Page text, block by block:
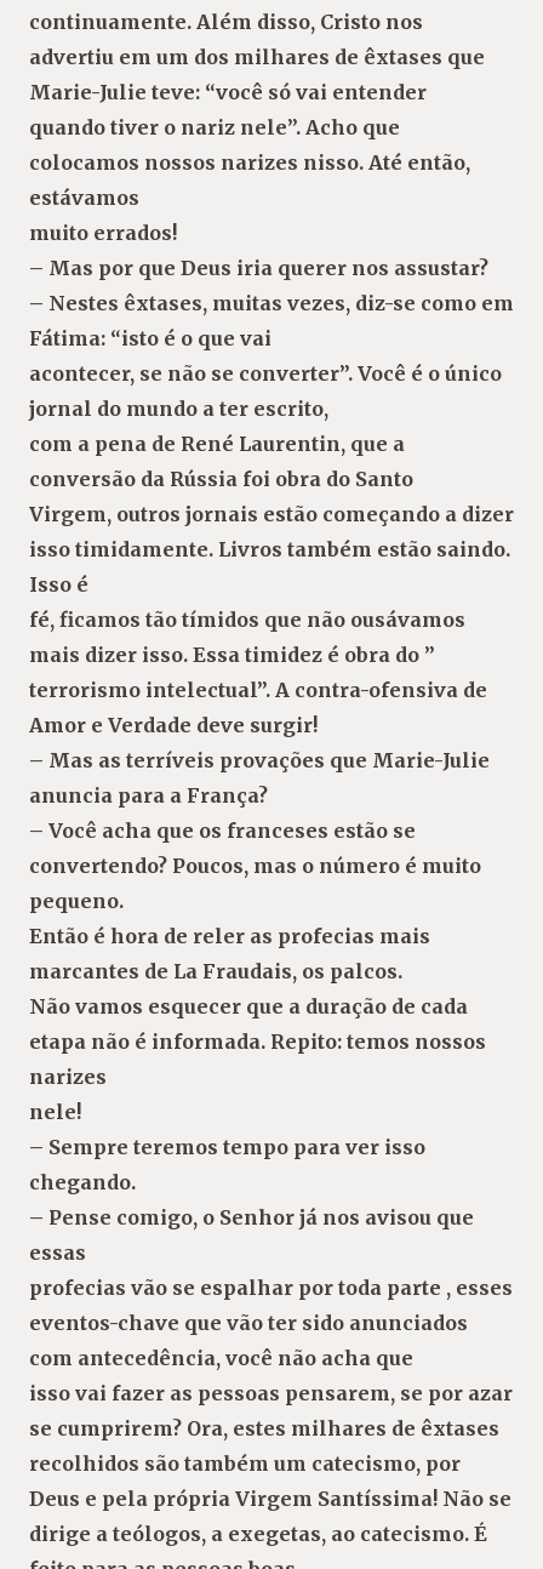
continuamente. Além disso, Cristo nos
advertiu em um dos milhares de êxtases que
Marie-Julie teve: “você só vai entender
quando tiver o nariz nele”. Acho que
colocamos nossos narizes nisso. Até então,
estávamos
muito errados!
– Mas por que Deus iria querer nos assustar?
– Nestes êxtases, muitas vezes, diz-se como em
Fátima: “isto é o que vai
acontecer, se não se converter”. Você é o único
jornal do mundo a ter escrito,
com a pena de René Laurentin, que a
conversão da Rússia foi obra do Santo
Virgem, outros jornais estão começando a dizer
isso timidamente. Livros também estão saindo.
Isso é
fé, ficamos tão tímidos que não ousávamos
mais dizer isso. Essa timidez é obra do ”
terrorismo intelectual”. A contra-ofensiva de
Amor e Verdade deve surgir!
– Mas as terríveis provações que Marie-Julie
anuncia para a França?
– Você acha que os franceses estão se
convertendo? Poucos, mas o número é muito
pequeno.
Então é hora de reler as profecias mais
marcantes de La Fraudais, os palcos.
Não vamos esquecer que a duração de cada
etapa não é informada. Repito: temos nossos
narizes
nele!
– Sempre teremos tempo para ver isso
chegando.
– Pense comigo, o Senhor já nos avisou que
essas
profecias vão se espalhar por toda parte , esses
eventos-chave que vão ter sido anunciados
com antecedência, você não acha que
isso vai fazer as pessoas pensarem, se por azar
se cumprirem? Ora, estes milhares de êxtases
recolhidos são também um catecismo, por
Deus e pela própria Virgem Santíssima! Não se
dirige a teólogos, a exegetas, ao catecismo. É